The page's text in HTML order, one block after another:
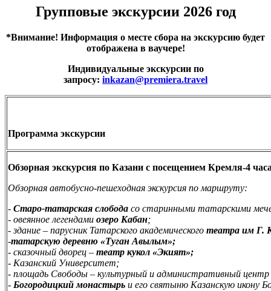
Групповые экскурсии 2026 год
*Внимание! Информация о месте сбора на экскурсию будет
отображена в ваучере!
Индивидуальные экскурсии по
запросу: inkazan@premiera.travel
Программа экскурсии
Обзорная экскурсия по Казани с посещением Кремля-4
Обзорная автобусно-пешеходная экскурсия по маршруту:
- Старо-татарская слобода со старинными татарскими
- овеянное легендами озеро Кабан;
- здание – парусник Татарского академического театра им Г.
-татарскую деревню «Туган Авылым»;
- сказочный дворец – театр кукол «Экият»;
- Казанский Университет;
- площадь Свободы – культурный и административный центр
- Богородицкий монастырь и его святыню Казанскую икону